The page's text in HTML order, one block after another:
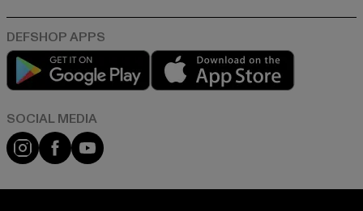
Play market
Instagram
FacebookYouTube